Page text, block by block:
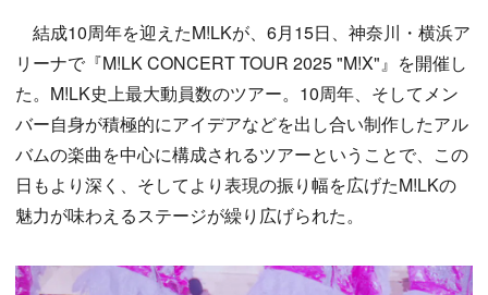
結成10周年を迎えたM!LKが、6月15日、神奈川・横浜ア
リーナで『M!LK CONCERT TOUR 2025 "M!X"』を開催し
た。M!LK史上最大動員数のツアー。10周年、そしてメン
バー自身が積極的にアイデアなどを出し合い制作したアル
バムの楽曲を中心に構成されるツアーということで、この
日もより深く、そしてより表現の振り幅を広げたM!LKの
魅力が味わえるステージが繰り広げられた。